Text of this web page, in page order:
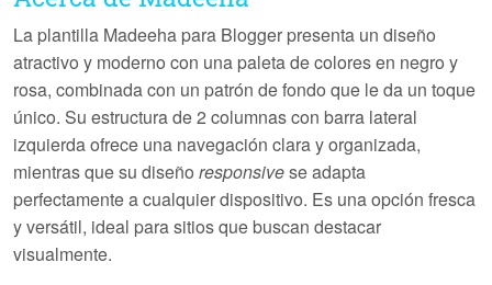
La plantilla Madeeha para Blogger presenta un diseño
atractivo y moderno con una paleta de colores en negro y
rosa, combinada con un patrón de fondo que le da un toque
único. Su estructura de2 columnascon barra lateral
izquierda ofrece una navegación clara y organizada,
mientras que su diseño responsivese adapta
perfectamente a cualquier dispositivo. Es una opción fresca
y versátil, ideal para sitios que buscan destacar
visualmente.